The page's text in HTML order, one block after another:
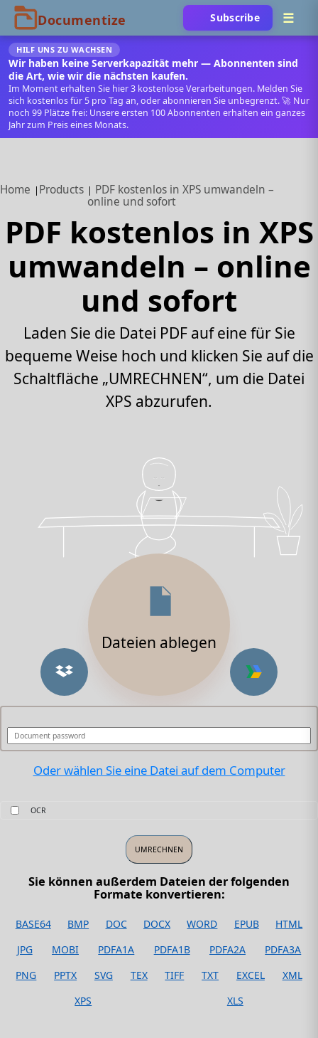
Subscribe
HILF UNS ZU WACHSEN
Wir haben keine Serverkapazität mehr — Abonnenten sind
die Art, wie wir die nächsten kaufen.
Im Moment erhalten Sie hier 3 kostenlose Verarbeitungen. Melden Sie
sich kostenlos für 5 pro Tag an, oder abonnieren Sie unbegrenzt. 🚀 Nur
noch 99 Plätze frei: Unsere ersten 100 Abonnenten erhalten ein ganzes
Jahr zum Preis eines Monats.
Home Products
PDF kostenlos in XPS umwandeln –
online und sofort
PDF kostenlos in XPS
umwandeln – online
und sofort
Laden Sie die Datei PDF auf eine für Sie
bequeme Weise hoch und klicken Sie auf die
Schaltfläche „UMRECHNEN“, um die Datei
XPS abzurufen.
Dateien ablegen
Oder wählen Sie eine Datei auf dem Computer
OCR
Sie können außerdem Dateien der folgenden
Formate konvertieren:
BASE64 BMP DOC DOCX WORD EPUB
HTML
JPG
MOBI PDFA1A PDFA1B PDFA2A
PDFA3A
PNG
PPTX SVG TEX TIFF TXT EXCEL
XML
XPS
XLS